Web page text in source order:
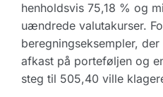
henholdsvis 75,18 % og
uændrede valutakurser.
beregningseksempler,
afkast på porteføljen og
steg til 505,40 ville